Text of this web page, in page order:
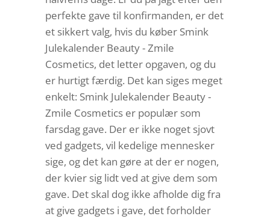
perfekte gave til konfirmanden, er det
et sikkert valg, hvis du køber Smink
Julekalender Beauty - Zmile
Cosmetics, det letter opgaven, og du
er hurtigt færdig. Det kan siges meget
enkelt: Smink Julekalender Beauty -
Zmile Cosmetics er populær som
farsdag gave. Der er ikke noget sjovt
ved gadgets, vil kedelige mennesker
sige, og det kan gøre at der er nogen,
der kvier sig lidt ved at give dem som
gave. Det skal dog ikke afholde dig fra
at give gadgets i gave, det forholder